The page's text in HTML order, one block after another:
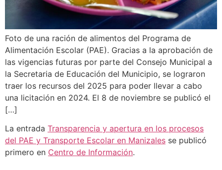
Foto de una ración de alimentos del Programa de
Alimentación Escolar (PAE). Gracias a la aprobación de
las vigencias futuras por parte del Consejo Municipal a
la Secretaria de Educación del Municipio, se lograron
traer los recursos del 2025 para poder llevar a cabo
una licitación en 2024. El 8 de noviembre se publicó el
[…]
La entrada Transparencia y apertura en los procesos
del PAE y Transporte Escolar en Manizales se publicó
primero en Centro de Información.